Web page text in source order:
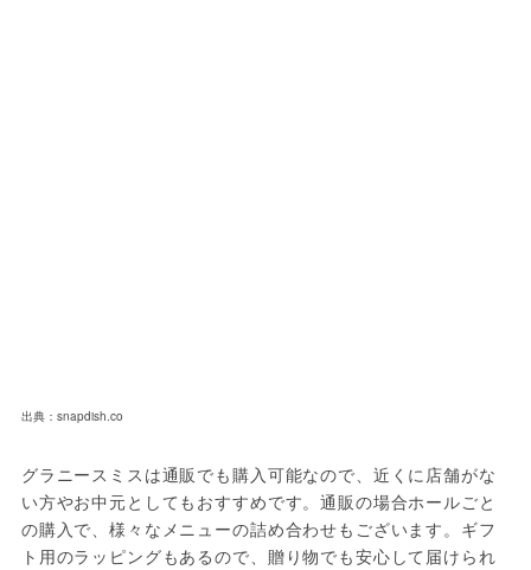
出典：snapdish.co
グラニースミスは通販でも購入可能なので、近くに店舗がな
い方やお中元としてもおすすめです。通販の場合ホールごと
の購入で、様々なメニューの詰め合わせもございます。ギフ
ト用のラッピングもあるので、贈り物でも安心して届けられ